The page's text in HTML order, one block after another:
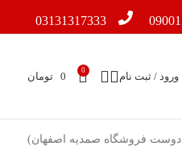
03131317333
ورود / ثبت نام
0
0 تومان
فروشگاه صمدیه اصفهان)